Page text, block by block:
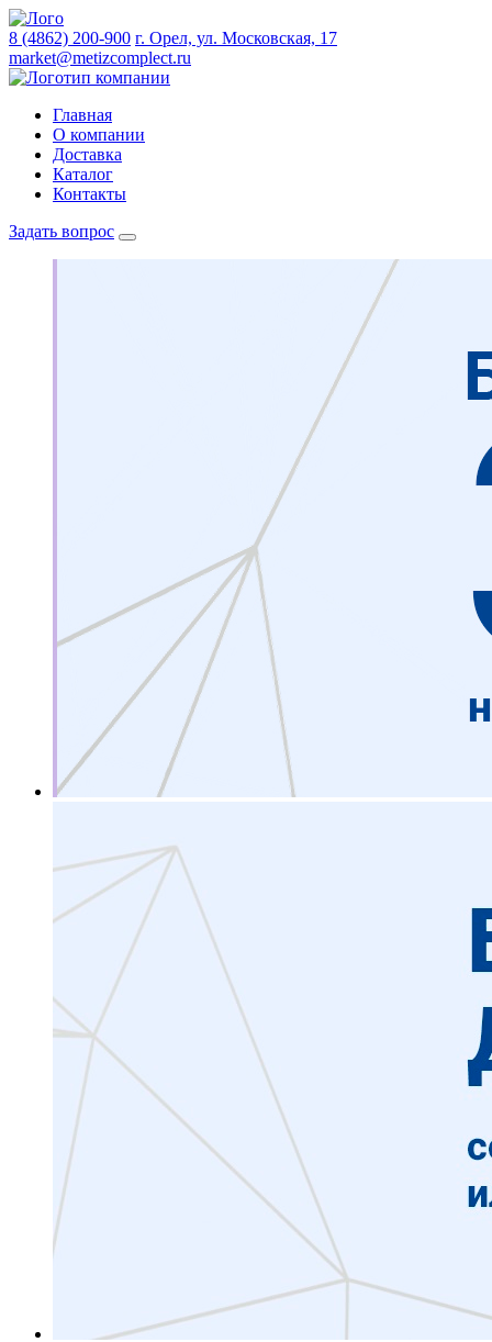
8 (4862) 200-900 г. Орел, ул. Московская, 17
market@metizcomplect.ru
Главная
О компании
Доставка
Каталог
Контакты
Задать вопрос